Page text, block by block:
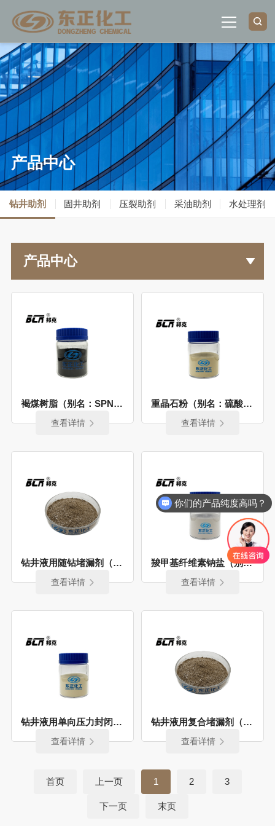
首页
关于我们
荣誉资质
产品中心
新闻中心
产品中心
钻井助剂 固井助剂 压裂助剂 采油助剂 水处理剂
产品中心
褐煤树脂（别名：SPNH 褐煤）
查看详情
重晶石粉（别名：硫酸钡粉）
查看详情
钻井液用随钻堵漏剂（别名：随钻 改性植物纤维）
查看详情
羧甲基纤维素钠盐（别名：纤维素 CMC）
查看详情
钻井液用单向压力封闭剂（别名：单封）
查看详情
钻井液用复合堵漏剂（别名：堵漏剂 复合堵漏剂）
查看详情
首页 上一页 1 2 3
下一页 末页
你们的产品纯度高吗？
可以定制包装吗？